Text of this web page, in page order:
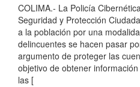
COLIMA.- La Policía
Seguridad y Protección
a la población por una
delincuentes se hacen pasar
argumento de proteger las
objetivo de obtener
las [